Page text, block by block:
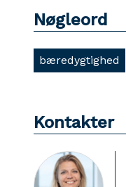
Nøgleord
bæredygtighed
Kontakter